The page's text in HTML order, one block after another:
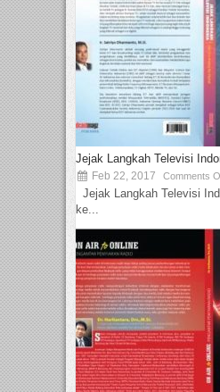
Jejak Langkah Televisi
Feb 22, 2017 Comments
Jejak Langkah Televisi
ke...